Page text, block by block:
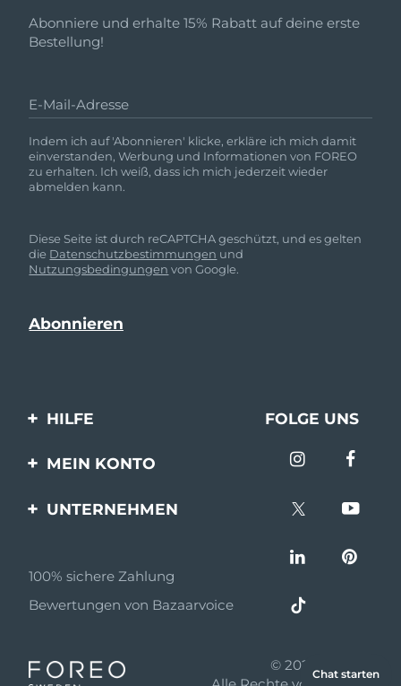
Abonniere und erhalte 15% Rabatt auf deine erste
Bestellung!
E-Mail-Adresse
Indem ich auf 'Abonnieren' klicke, erkläre ich mich damit
einverstanden, Werbung und Informationen von FOREO
zu erhalten. Ich weiß, dass ich mich jederzeit wieder
abmelden kann.
Diese Seite ist durch reCAPTCHA geschützt, und es gelten
die Datenschutzbestimmungen und
Nutzungsbedingungen von Google.
HILFE
Kontaktiere uns
FOLGE UNS
MEIN KONTO
UNTERNEHMEN
Partnerprogramm
Partner Nachrichten
100% sichere Zahlung
Bewertungen von Bazaarvoice
© 2026 FOREO
Chat starten